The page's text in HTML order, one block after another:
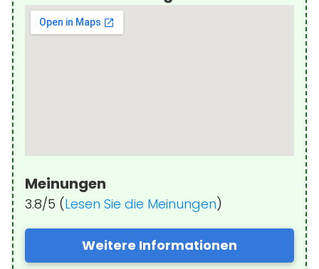
Meinungen
3.8/5 (Lesen Sie die Meinungen)
Weitere Informationen